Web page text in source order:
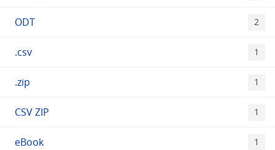
ODT 2
.csv 1
.zip 1
CSV ZIP 1
eBook 1